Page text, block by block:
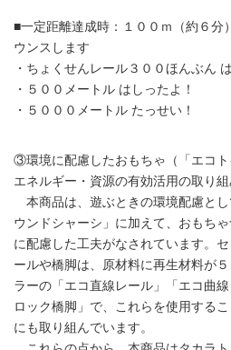
■一定距離達成時：１００ｍ（約６分
ウンスします
・ちょくせんレール３００ほんぶん
・５００メートル はしったよ！
・５０００メートル たっせい！
③環境に配慮したおもちゃ（「エコ
エネルギー・資源の有効活用の取り組
本商品は、遊ぶときの環境配慮と
ウンドシャーシ」に加えて、おもち
に配慮した工夫がなされています。
ールや橋脚は、原材料に再生材料が
ラーの「エコ直線レール」「エコ曲
ロック橋脚」で、これらを使用する
にも取り組んでいます。